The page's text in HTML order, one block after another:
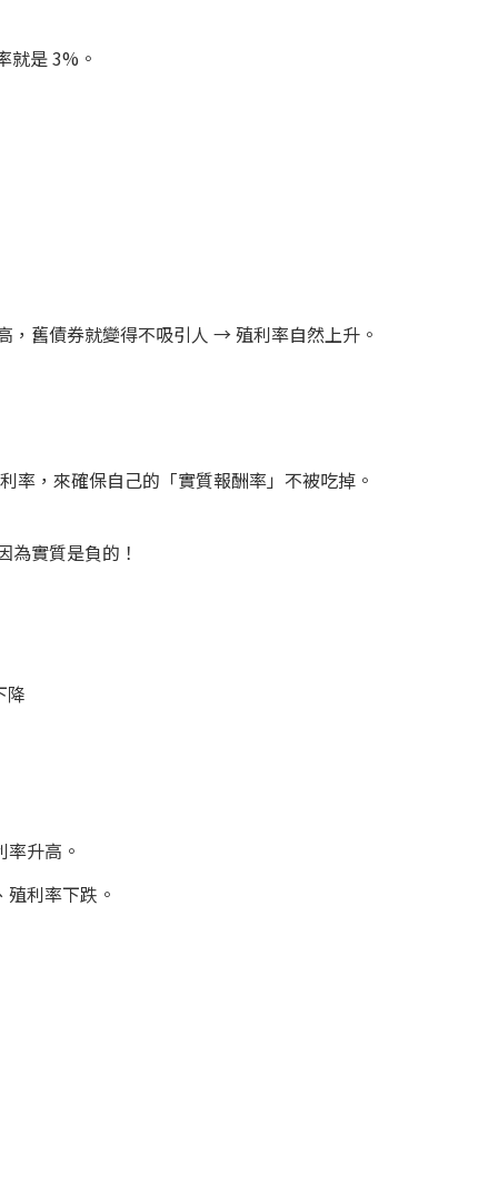
就是 3%。
，舊債券就變得不吸引人 → 殖利率自然上升。
率，來確保自己的「實質報酬率」不被吃掉。
實質是負的！
降
升高。
利率下跌。